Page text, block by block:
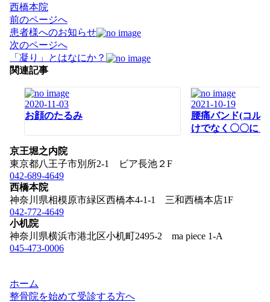
西橋本院
投
稿
ナ
ビ
ゲ
前のページへ
患者様へのお知らせ
次のページへ
「凝り」とはなにか？
関連記事
2020-11-03
お顔のたるみ
2021-10-19
腰痛バンド(コル
けでなく〇〇に
京王堀之内院
東京都八王子市別所2-1 ビア長池２F
042-689-4649
西橋本院
神奈川県相模原市緑区西橋本4-1-1 三和西橋本店1F
042-772-4649
小机院
神奈川県横浜市港北区小机町2495-2 ma piece 1-A
045-473-0006
ホーム
整骨院を始めて受診する方へ